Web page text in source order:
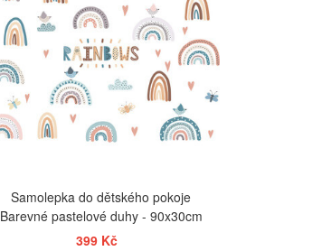
Samolepka do dětského pokoje
Barevné pastelové duhy - 90x30cm
399 Kč